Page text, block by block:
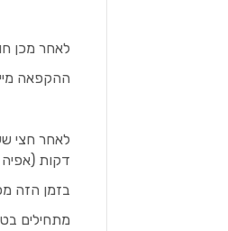
לאחר מכן
ההקפאה
דקות (אפיה
בזמן הזה
מתחילים